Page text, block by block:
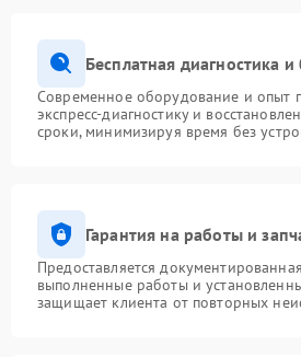
Бесплатная диагностика
Современное оборудование и опыт
экспресс-диагностику и
сроки, минимизируя время без
Гарантия на работы и
Предоставляется
выполненные работы и
защищает клиента от повторных